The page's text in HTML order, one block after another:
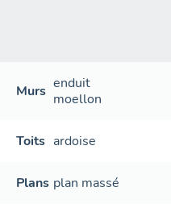
Murs enduit
moellon
Toits ardoise
Plans plan massé